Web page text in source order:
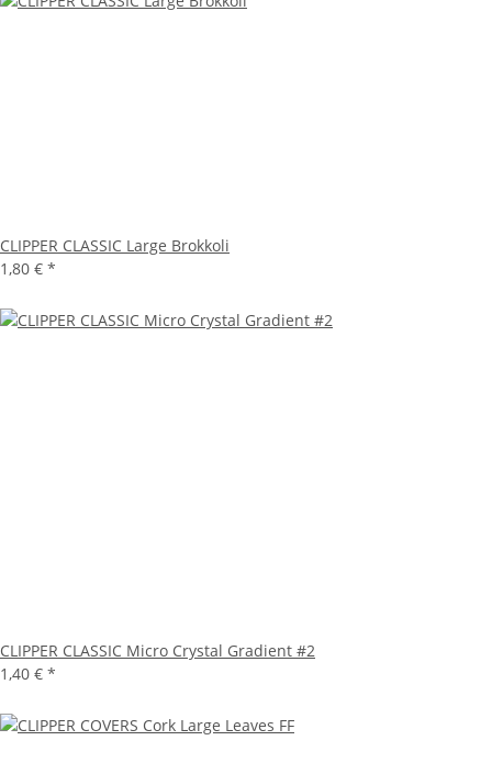
CLIPPER CLASSIC Large Brokkoli
1,80 € *
CLIPPER CLASSIC Micro Crystal Gradient #2
1,40 € *